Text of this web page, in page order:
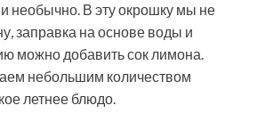
и необычно. В эту окрошку мы не
заправка на основе воды и
можно добавить сок лимона.
небольшим количеством
летнее блюдо.